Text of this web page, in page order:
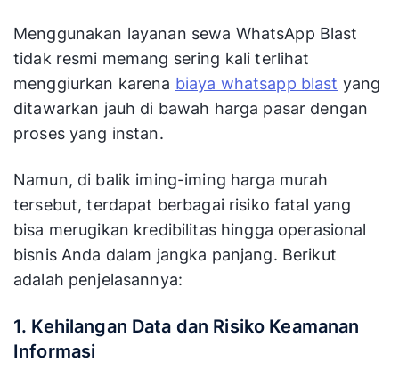
Menggunakan layanan sewa WhatsApp Blast
tidak resmi memang sering kali terlihat
menggiurkan karena biaya whatsapp blast yang
ditawarkan jauh di bawah harga pasar dengan
proses yang instan.
Namun, di balik iming-iming harga murah
tersebut, terdapat berbagai risiko fatal yang
bisa merugikan kredibilitas hingga operasional
bisnis Anda dalam jangka panjang. Berikut
adalah penjelasannya:
1. Kehilangan Data dan Risiko Keamanan
Informasi